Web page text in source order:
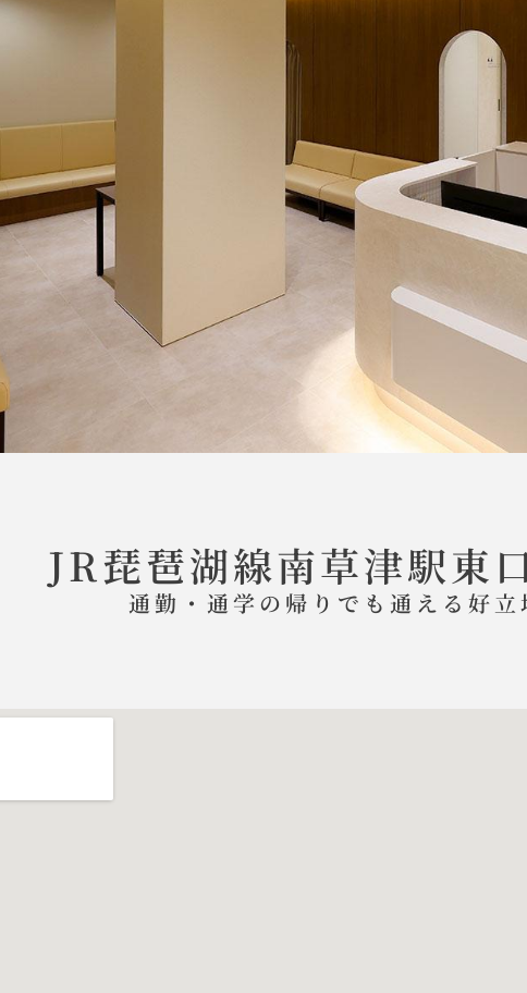
JR琵琶湖線南草津駅東
通勤・通学の帰りでも通える好立